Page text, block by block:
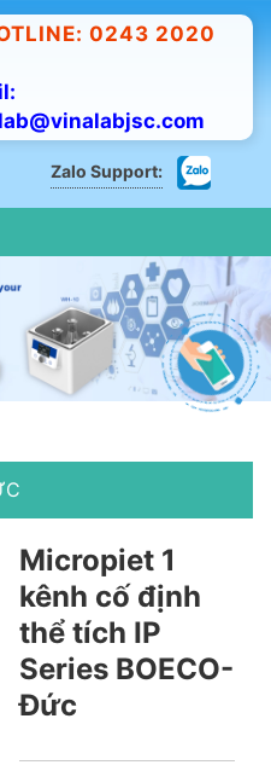
0243 2020
Zalo Support:
Micropiet 1
kênh cố định
thể tích IP
Series BOECO-
Đức